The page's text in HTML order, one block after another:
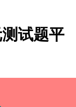
试题平